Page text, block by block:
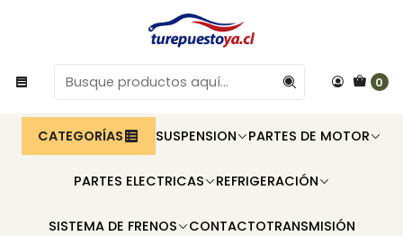
0
CATEGORÍAS SUSPENSION PARTES DE MOTOR
PARTES ELECTRICAS REFRIGERACIÓN
SISTEMA DE FRENOS CONTACTOTRANSMISIÓN